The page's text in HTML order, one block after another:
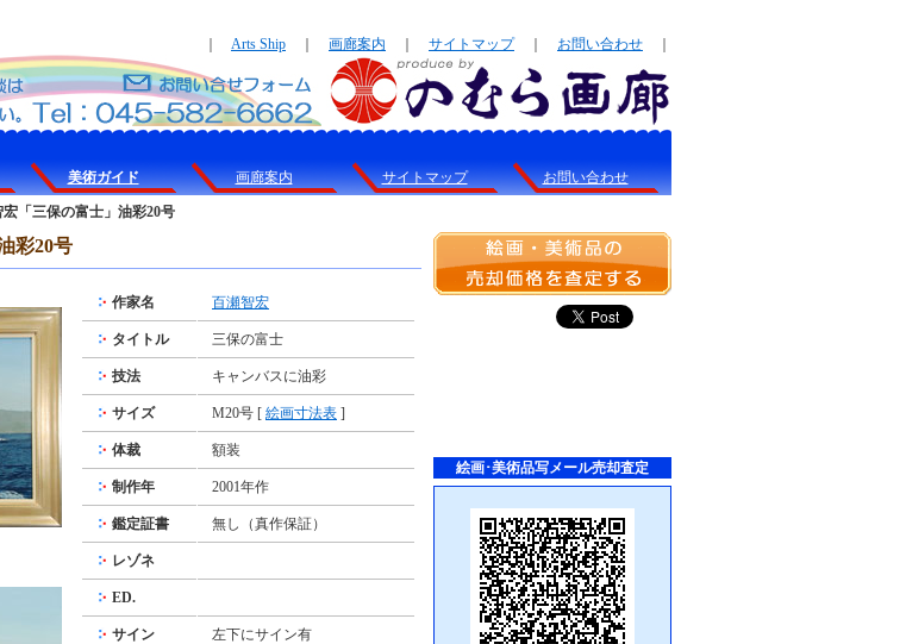
Arts Ship 画廊案内 サイトマップ｜ お問い合わせ
美術ガイド 画廊案内 サイトマップ お問い合わせ
宏「三保の富士」油彩20号
彩20号
作家名 百瀬智宏
タイトル 三保の富士
技法 キャンバスに油彩
サイズ M20号 [ 絵画寸法表 ]
体裁 額装
制作年 2001年作
鑑定証書 無し（真作保証）
レゾネ
ED.
サイン 左下にサイン有